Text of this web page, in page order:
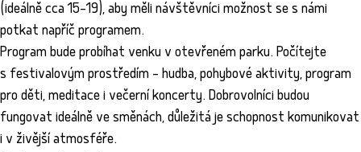
(ideálně cca 15–19), aby měli návštěvníci možnost se s námi
potkat napříč programem.
Program bude probíhat venku v otevřeném parku. Počítejte
s festivalovým prostředím – hudba, pohybové aktivity, program
pro děti, meditace i večerní koncerty. Dobrovolníci budou
fungovat ideálně ve směnách, důležitá je schopnost komunikovat
i v živější atmosféře.